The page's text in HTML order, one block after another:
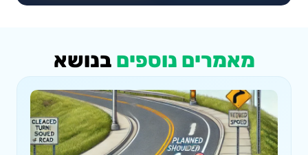
מאמרים נוספים בנושא